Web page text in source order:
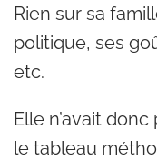
Rien sur sa
politique, ses
etc.
Elle n’avait
le tableau